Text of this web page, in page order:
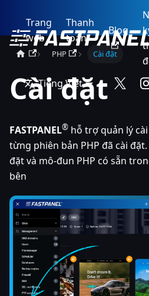
Trang
web
Thanh
toán
Blog
Tiếng Việt
PHP Cài đặt
Cài đặt
FASTPANEL® hỗ trợ quản lý
từng phiên bản PHP đã cài
đặt và mô-đun PHP có sẵn
bên